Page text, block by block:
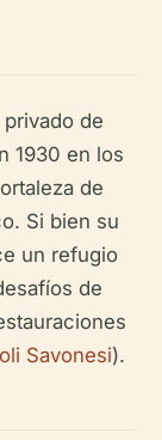
de
1930 en los
de
Si bien su
un refugio
de
Savonesi).